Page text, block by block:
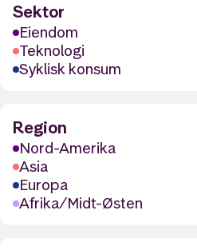
Sektor
Eiendom
Teknologi
Syklisk konsum
Region
Nord-Amerika
Asia
Europa
Afrika/Midt-Østen